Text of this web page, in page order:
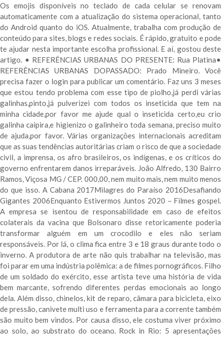
Os emojis disponíveis no teclado de cada celular se renovam
automaticamente com a atualização do sistema operacional, tanto
do Android quanto do iOS. Atualmente, trabalha com produção de
conteúdo para sites, blogs e redes sociais. É rápido, gratuito e pode
te ajudar nesta importante escolha profissional. E aí, gostou deste
artigo. • REFERÊNCIAS URBANAS DO PRESENTE: Rua Platina•
REFERÊNCIAS URBANAS DOPASSADO: Prado Mineiro. Você
precisa fazer o login para publicar um comentário. Faz uns 3 meses
que estou tendo problema com esse tipo de piolho,já perdi várias
galinhas,pinto,já pulverizei com todos os inseticida que tem na
minha cidade,por favor me ajude qual o inseticida certo,eu crio
galinha caipira,e higienizo o galinheiro toda semana, preciso muito
de ajuda,por favor. Várias organizações internacionais acreditam
que as suas tendências autoritárias criam o risco de que a sociedade
civil, a imprensa, os afro brasileiros, os indígenas, e os críticos do
governo enfrentarem danos irreparáveis. João Alfredo, 130 Bairro
Ramos, Viçosa MG / CEP. 000,00, nem muito mais, nem muito menos
do que isso. A Cabana 2017Milagres do Paraíso 2016Desafiando
Gigantes 2006Enquanto Estivermos Juntos 2020 – Filmes gospel.
A empresa se isentou de responsabilidade em caso de efeitos
colaterais da vacina que Bolsonaro disse retoricamente poderia
transformar alguém em um crocodilo e eles não seriam
responsáveis. Por lá, o clima fica entre 3 e 18 graus durante todo o
inverno. A produtora de arte não quis trabalhar na televisão, mas
foi parar em uma indústria polêmica: a de filmes pornográficos. Filho
de um soldado do exército, esse artista teve uma história de vida
bem marcante, sofrendo diferentes perdas emocionais ao longo
dela. Além disso, chinelos, kit de reparo, câmara para bicicleta, eixo
de pressão, canivete multi uso e ferramenta para a corrente também
são muito bem vindos. Por causa disso, ele costuma viver próximo
ao solo, ao substrato do oceano. Rock in Rio: 5 apresentações